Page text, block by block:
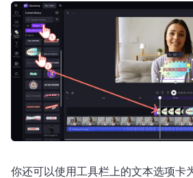
你还可以使用工具栏上的文本选项卡